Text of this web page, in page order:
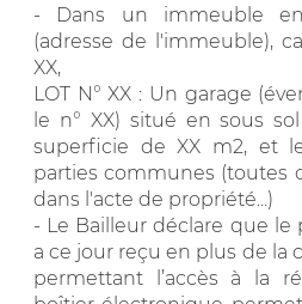
- Dans un immeuble
(adresse de l'immeuble),
XX,
LOT N° XX : Un garage
le n° XX) situé en sous
superficie de XX m2, et
parties communes (toutes
dans l'acte de propriété...)
- Le Bailleur déclare que le
a ce jour reçu en plus de la
permettant l’accès à la